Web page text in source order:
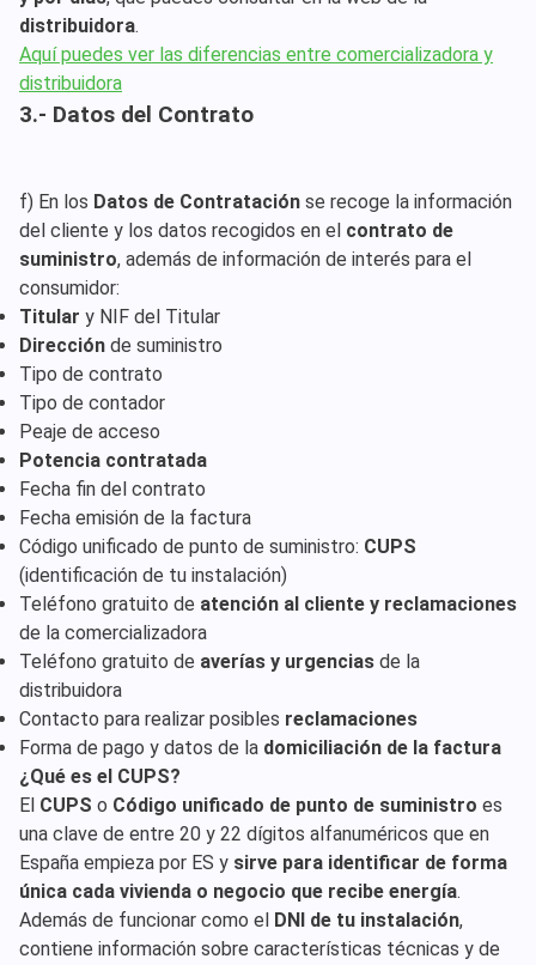
distribuidora.
Aquí puedes ver las diferencias entre comercializadora y
distribuidora
3.- Datos del Contrato
f) En los Datos de Contratación se recoge la información
del cliente y los datos recogidos en el contrato de
suministro, además de información de interés para el
consumidor:
Titular y NIF del Titular
Dirección de suministro
Tipo de contrato
Tipo de contador
Peaje de acceso
Potencia contratada
Fecha fin del contrato
Fecha emisión de la factura
Código unificado de punto de suministro: CUPS
(identificación de tu instalación)
Teléfono gratuito de atención al cliente y reclamaciones
de la comercializadora
Teléfono gratuito de averías y urgencias de la
distribuidora
Contacto para realizar posibles reclamaciones
Forma de pago y datos de la domiciliación de la factura
¿Qué es el CUPS?
El CUPS o Código unificado de punto de suministro es
una clave de entre 20 y 22 dígitos alfanuméricos que en
España empieza por ES y sirve para identificar de forma
única cada vivienda o negocio que recibe energía.
Además de funcionar como el DNI de tu instalación,
contiene información sobre características técnicas y de